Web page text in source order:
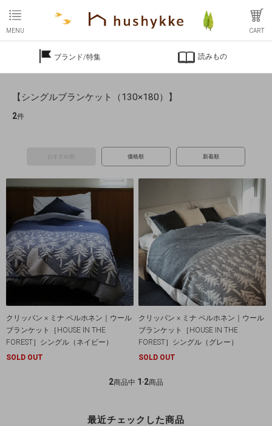
MENU CART
ブランド/特集 読みもの
【シングルブランケット（130×180）】
2件
おすすめ順 価格順 新着順
クリッパン × ミナ ペルホネン｜ウール
ブランケット［HOUSE IN THE
FOREST］シングル（ネイビー）
SOLD OUT
クリッパン × ミナ ペルホネン｜ウール
ブランケット［HOUSE IN THE
FOREST］シングル（グレー）
SOLD OUT
2商品中 1 -2商品
最近チェックした商品